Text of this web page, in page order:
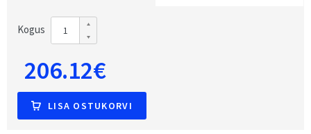
Kogus
206.12€
LISA OSTUKORVI